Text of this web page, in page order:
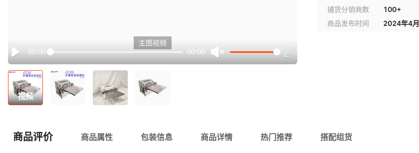
Play
00:00 00:00
主图视频
视频
铺货分销商数
100+
商品发布时间
2024年4月
商品评价 商品属性 包装信息 商品详情 热门推荐 搭配组货